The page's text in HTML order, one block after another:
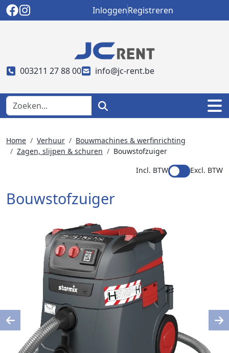
InloggenRegistreren
003211 27 88 00 info@jc-rent.be
Home Verhuur
Bouwmachines & werfinrichting
Zagen, slijpen & schuren
Bouwstofzuiger
Incl. BTW
Excl. BTW
Bouwstofzuiger
Previous